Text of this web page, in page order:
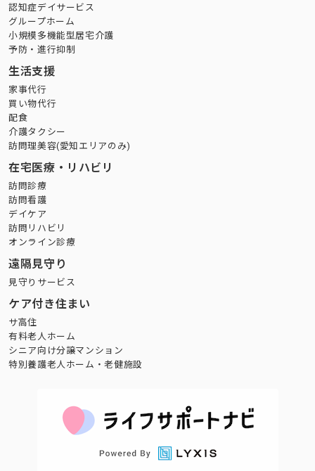
認知症デイサービス
グループホーム
小規模多機能型居宅介護
予防・進行抑制
生活支援
家事代行
買い物代行
配食
介護タクシー
訪問理美容(愛知エリアのみ)
在宅医療・リハビリ
訪問診療
訪問看護
デイケア
訪問リハビリ
オンライン診療
遠隔見守り
見守りサービス
ケア付き住まい
サ高住
有料老人ホーム
シニア向け分譲マンション
特別養護老人ホーム・老健施設